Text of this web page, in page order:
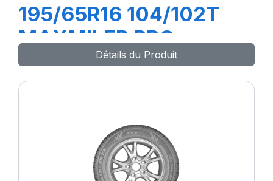
195/65R16 104/102T
MAXMILER PRO
Détails du Produit